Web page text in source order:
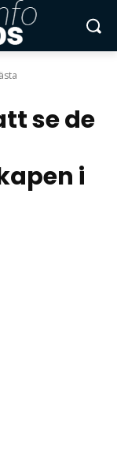
se de
i